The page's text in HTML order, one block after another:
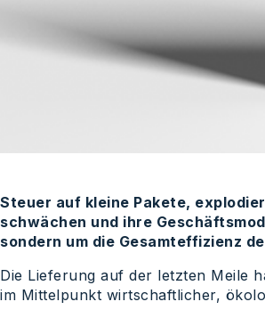
Steuer auf kleine Pakete,
schwächen und ihre
sondern um die Gesamteffizienz
Die Lieferung auf der letzten Meile
im Mittelpunkt wirtschaftlicher,